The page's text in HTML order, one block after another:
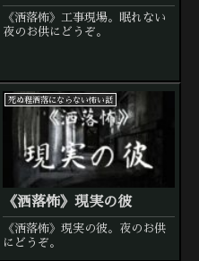
《洒落怖》工事現場。眠れない
夜のお供にどうぞ。
死ぬ程洒落にならない怖い話
《洒落怖》現実の彼
《洒落怖》現実の彼。夜のお供
にどうぞ。